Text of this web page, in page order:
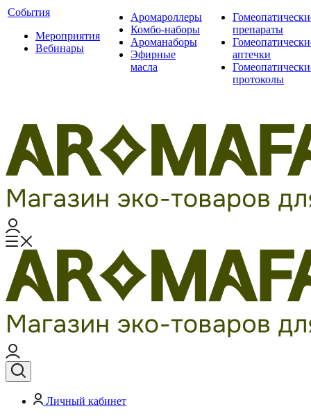
События
Мероприятия
Вебинары
Аромароллеры
Комбо-наборы
Ароманаборы
Эфирные
масла
препараты
аптечки
протоколы
Личный кабинет